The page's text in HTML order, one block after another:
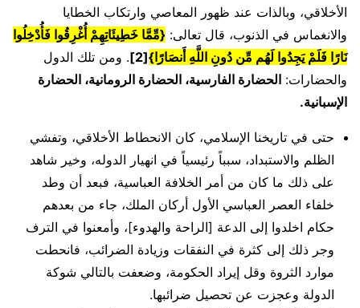
الأخلاقي، وبالذات عند ظهور المعاصي وارتكاب الخطايا
والانغماس في الذنوب، قال تعالى: {مِّمَّا خَطِيئَاتِهِمْ أُغْرِقُوا فَأُدْخِلُوا
نَارًا فَلَمْ يَجِدُوا لَهُم مِّن دُونِ اللَّهِ أَنصَارًا}
[
2
]. ومن تلك الدول
والحضارات: الحضارة الفارسية، الحضارة الرومانية، الحضارة
الإسبانية.
حتى في تاريخنا الإسلامي، كان الانحطاط الأخلاقي، وتفشي
الظلم والاستبداد، سبباً رئيسياً في انهيار الدوله، وخير شاهد
على ذلك ما كان من أمر الخلافة العباسية، فبعد أن وطد
خلفاء العصر العباسي الأول أركان الملك، جاء من بعدهم
حكام اخلدوا إلى الدعة [الراحة والهدوء]، وأمعنوا في الترف
وجر ذلك إلى كثرة في النفقات وزيادة الضرائب، فانحطت
موارد الثروة وقل إيراد الحكومة، وضعفت بالتالي شوكة
الدولة وعجزت عن تحصيل ضرائبها.